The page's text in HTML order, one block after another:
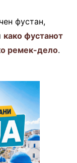
фустан,
како фустанот
ремек-дело.